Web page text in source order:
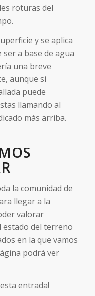
roturas del
y se aplica
ser a base de agua
una breve
aunque si
puede
llamando al
más arriba.
la comunidad de
llegar a la
valorar
estado del terreno
en la que vamos
podrá ver
entrada!